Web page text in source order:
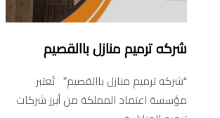
شركه ترميم منازل باالقصيم
“شركه ترميم منازل باالقصيم” تُعتبر
مؤسسة اعتماد المملكة من أبرز شركات